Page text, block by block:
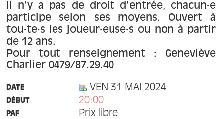
Contact
Il n’y a pas de droit d’entrée, chacun·e
participe selon ses moyens. Ouvert à
tou·te·s les joueur·euse·s ou non à partir
de 12 ans.
Pour tout renseignement : Geneviève
Charlier 0479/87.29.40
DATE VEN 31 MAI 2024
DÉBUT 20:00
PAF Prix libre